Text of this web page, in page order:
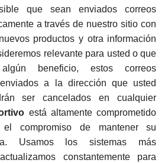
que sean enviados correos
a través de nuestro sitio con
productos y otra información
relevante para usted o que
beneficio, estos correos
a la dirección que usted
ser cancelados en cualquier
está altamente comprometido
compromiso de mantener su
Usamos los sistemas más
constantemente para